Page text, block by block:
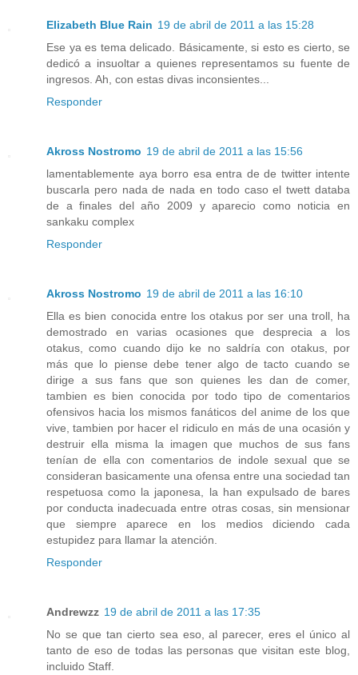
Elizabeth Blue Rain 19 de abril de 2011 a las 15:28
Ese ya es tema delicado. Básicamente, si esto es cierto, se
dedicó a insuoltar a quienes representamos su fuente de
ingresos. Ah, con estas divas inconsientes...
Responder
Akross Nostromo 19 de abril de 2011 a las 15:56
lamentablemente aya borro esa entra de de twitter intente
buscarla pero nada de nada en todo caso el twett databa
de a finales del año 2009 y aparecio como noticia en
sankaku complex
Responder
Akross Nostromo 19 de abril de 2011 a las 16:10
Ella es bien conocida entre los otakus por ser una troll, ha
demostrado en varias ocasiones que desprecia a los
otakus, como cuando dijo ke no saldría con otakus, por
más que lo piense debe tener algo de tacto cuando se
dirige a sus fans que son quienes les dan de comer,
tambien es bien conocida por todo tipo de comentarios
ofensivos hacia los mismos fanáticos del anime de los que
vive, tambien por hacer el ridiculo en más de una ocasión y
destruir ella misma la imagen que muchos de sus fans
tenían de ella con comentarios de indole sexual que se
consideran basicamente una ofensa entre una sociedad tan
respetuosa como la japonesa, la han expulsado de bares
por conducta inadecuada entre otras cosas, sin mensionar
que siempre aparece en los medios diciendo cada
estupidez para llamar la atención.
Responder
Andrewzz 19 de abril de 2011 a las 17:35
No se que tan cierto sea eso, al parecer, eres el único al
tanto de eso de todas las personas que visitan este blog,
incluido Staff.